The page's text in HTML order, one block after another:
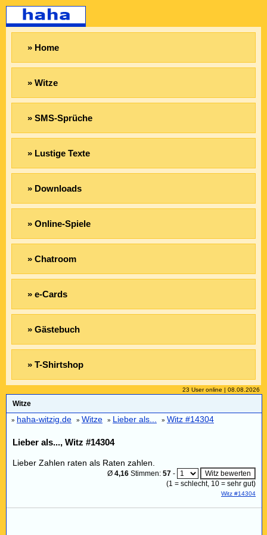
» Home
» Witze
» SMS-Sprüche
» Lustige Texte
» Downloads
» Online-Spiele
» Chatroom
» e-Cards
» Gästebuch
» T-Shirtshop
23 User online | 08.08.2026
Witze
» haha-witzig.de » Witze » Lieber als... » Witz #14304
Lieber als..., Witz #14304
Lieber Zahlen raten als Raten zahlen.
Ø 4,16 Stimmen: 57 -
(1 = schlecht, 10 = sehr gut)
Witz #14304